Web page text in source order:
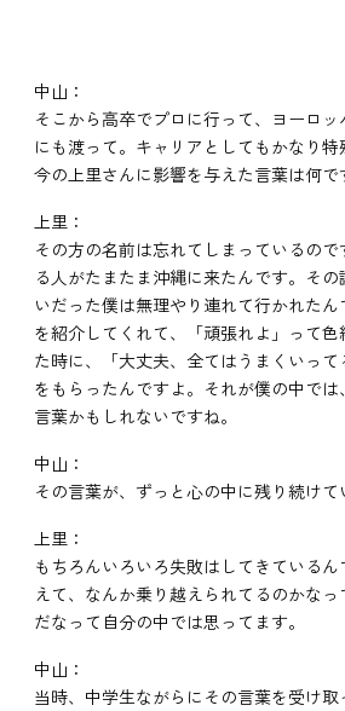
中山：
そこから高卒でプロに行って、ヨーロ
にも渡って。キャリアとしてもかなり特
今の上里さんに影響を与えた言葉は何で
上里：
その方の名前は忘れてしまっているの
る人がたまたま沖縄に来たんです。そ
いだった僕は無理やり連れて行かれた
を紹介してくれて、「頑張れよ」って色
た時に、「大丈夫、全てはうまくいっ
をもらったんですよ。それが僕の中で
言葉かもしれないですね。
中山：
その言葉が、ずっと心の中に残り続けて
上里：
もちろんいろいろ失敗はしてきている
えて、なんか乗り越えられてるのかな
だなって自分の中では思ってます。
中山：
当時、中学生ながらにその言葉を受け